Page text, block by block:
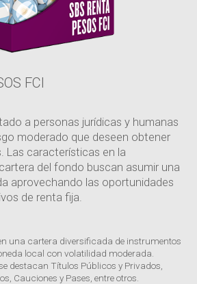
FCI
a personas jurídicas y humanas
moderado que deseen obtener
Las características en la
del fondo buscan asumir una
aprovechando las oportunidades
de renta fija.
una cartera diversificada de instrumentos
local con volatilidad moderada.
destacan Títulos Públicos y Privados,
Cauciones y Pases, entre otros.